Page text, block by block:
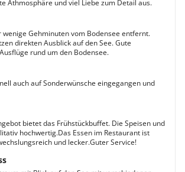
Athmosphäre und viel Liebe zum Detail aus.
wenige Gehminuten vom Bodensee entfernt.
direkten Ausblick auf den See. Gute
rund um den Bodensee.
auch auf Sonderwünsche eingegangen und
bietet das Frühstückbuffet. Die Speisen und
hochwertig.Das Essen im Restaurant ist
und lecker.Guter Service!